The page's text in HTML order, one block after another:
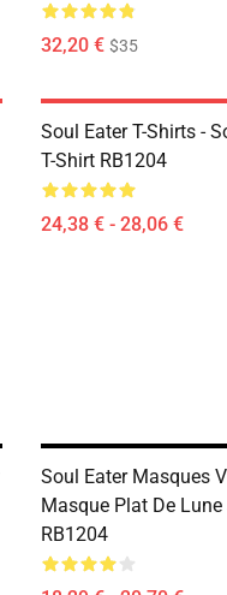
32,20 € $35
Soul Eater T-Shirts -
T-Shirt RB1204
24,38 € - 28,06 €
Soul Eater Masques
Masque Plat De
RB1204